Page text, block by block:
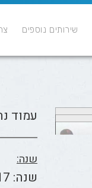
שירותים נוספים
עמוד
שנה:
שנה: 2017